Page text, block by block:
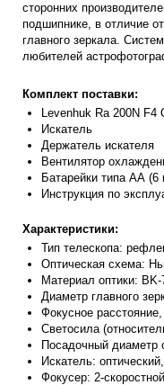
сторонних
подшипнике, в отличие
главного зеркала.
любителей
Комплект поставки:
Levenhuk Ra 200N F4
Искатель
Держатель искателя
Вентилятор
Батарейки типа АА (6
Инструкция по
Характеристики:
Тип телескопа:
Оптическая схема:
Материал оптики: BK-
Диаметр главного
Фокусное
Светосила
Посадочный диаметр
Искатель:
Фокусер: 2-